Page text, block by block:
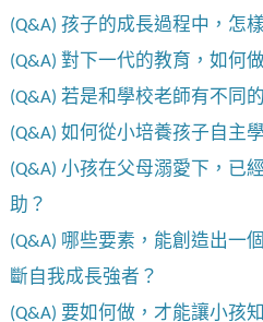
(Q&A) 孩子的成長過程中，怎
(Q&A) 對下一代的教育，如何
(Q&A) 若是和學校老師有不同
(Q&A) 如何從小培養孩子自主
(Q&A) 小孩在父母溺愛下，已
助？
(Q&A) 哪些要素，能創造出一
斷自我成長強者？
(Q&A) 要如何做，才能讓小孩